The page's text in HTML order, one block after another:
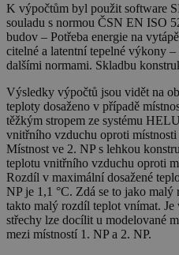
K výpočtům byl použit software
souladu s normou ČSN EN ISO
budov – Potřeba energie na
citelné a latentní tepelné výkony
dalšími normami. Skladbu
Výsledky výpočtů jsou vidět na
teploty dosaženo v případě
těžkým stropem ze systému
vnitřního vzduchu oproti
Místnost ve 2. NP s lehkou
teplotu vnitřního vzduchu oproti
Rozdíl v maximální dosažené
NP je 1,1 °C. Zdá se to jako
takto malý rozdíl teplot vnímat.
střechy lze docílit u modelované
mezi místností 1. NP a 2. NP.